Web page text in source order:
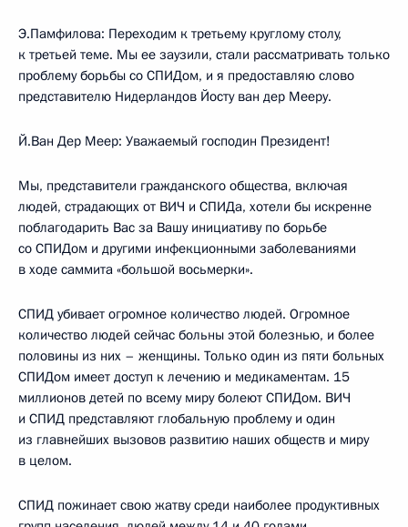
Э.Памфилова: Переходим к третьему круглому столу,
к третьей теме. Мы ее заузили, стали рассматривать только
проблему борьбы со СПИДом, и я предоставляю слово
представителю Нидерландов Йосту ван дер Мееру.
Й.Ван Дер Меер: Уважаемый господин Президент!
Мы, представители гражданского общества, включая
людей, страдающих от ВИЧ и СПИДа, хотели бы искренне
поблагодарить Вас за Вашу инициативу по борьбе
со СПИДом и другими инфекционными заболеваниями
в ходе саммита «большой восьмерки».
СПИД убивает огромное количество людей. Огромное
количество людей сейчас больны этой болезнью, и более
половины из них – женщины. Только один из пяти больных
СПИДом имеет доступ к лечению и медикаментам. 15
миллионов детей по всему миру болеют СПИДом. ВИЧ
и СПИД представляют глобальную проблему и один
из главнейших вызовов развитию наших обществ и миру
в целом.
СПИД пожинает свою жатву среди наиболее продуктивных